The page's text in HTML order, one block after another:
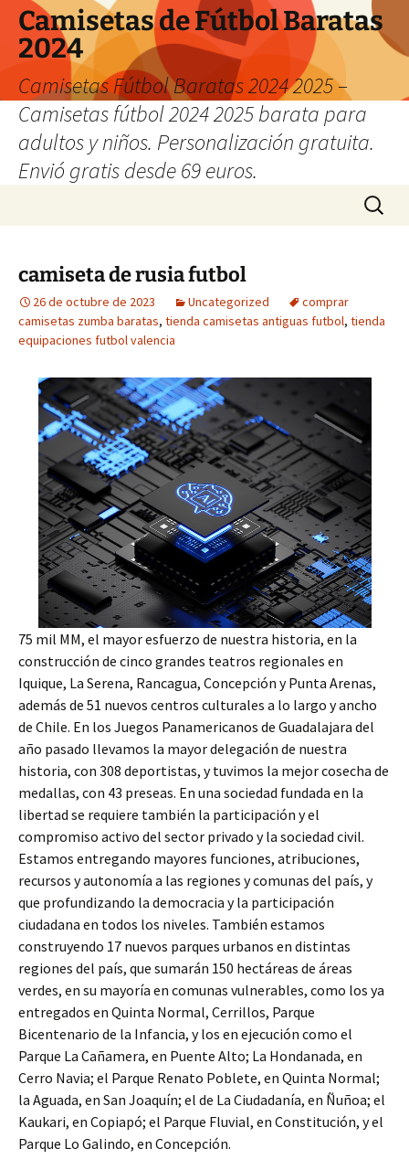
Camisetas de Fútbol Baratas
2024
Camisetas Fútbol Baratas 2024 2025 –
Camisetas fútbol 2024 2025 barata para
adultos y niños. Personalización gratuita.
Envió gratis desde 69 euros.
Buscar:
camiseta de rusia futbol
26 de octubre de 2023 Uncategorized
comprar
camisetas zumba baratas, tienda camisetas antiguas futbol, tienda
equipaciones futbol valencia
75 mil MM, el mayor esfuerzo de nuestra historia, en la
construcción de cinco grandes teatros regionales en
Iquique, La Serena, Rancagua, Concepción y Punta Arenas,
además de 51 nuevos centros culturales a lo largo y ancho
de Chile. En los Juegos Panamericanos de Guadalajara del
año pasado llevamos la mayor delegación de nuestra
historia, con 308 deportistas, y tuvimos la mejor cosecha de
medallas, con 43 preseas. En una sociedad fundada en la
libertad se requiere también la participación y el
compromiso activo del sector privado y la sociedad civil.
Estamos entregando mayores funciones, atribuciones,
recursos y autonomía a las regiones y comunas del país, y
que profundizando la democracia y la participación
ciudadana en todos los niveles. También estamos
construyendo 17 nuevos parques urbanos en distintas
regiones del país, que sumarán 150 hectáreas de áreas
verdes, en su mayoría en comunas vulnerables, como los ya
entregados en Quinta Normal, Cerrillos, Parque
Bicentenario de la Infancia, y los en ejecución como el
Parque La Cañamera, en Puente Alto; La Hondanada, en
Cerro Navia; el Parque Renato Poblete, en Quinta Normal;
la Aguada, en San Joaquín; el de La Ciudadanía, en Ñuñoa; el
Kaukari, en Copiapó; el Parque Fluvial, en Constitución, y el
Parque Lo Galindo, en Concepción.